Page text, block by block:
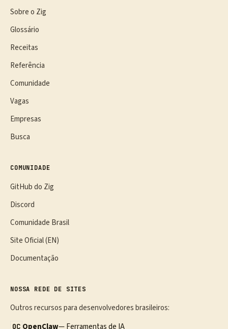
Sobre o Zig
Glossário
Receitas
Referência
Comunidade
Vagas
Empresas
Busca
COMUNIDADE
GitHub do Zig
Discord
Comunidade Brasil
Site Oficial (EN)
Documentação
NOSSA REDE DE SITES
Outros recursos para desenvolvedores brasileiros:
OC OpenClaw— Ferramentas de IA